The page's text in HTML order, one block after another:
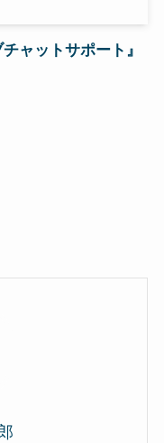
ャットサポート』